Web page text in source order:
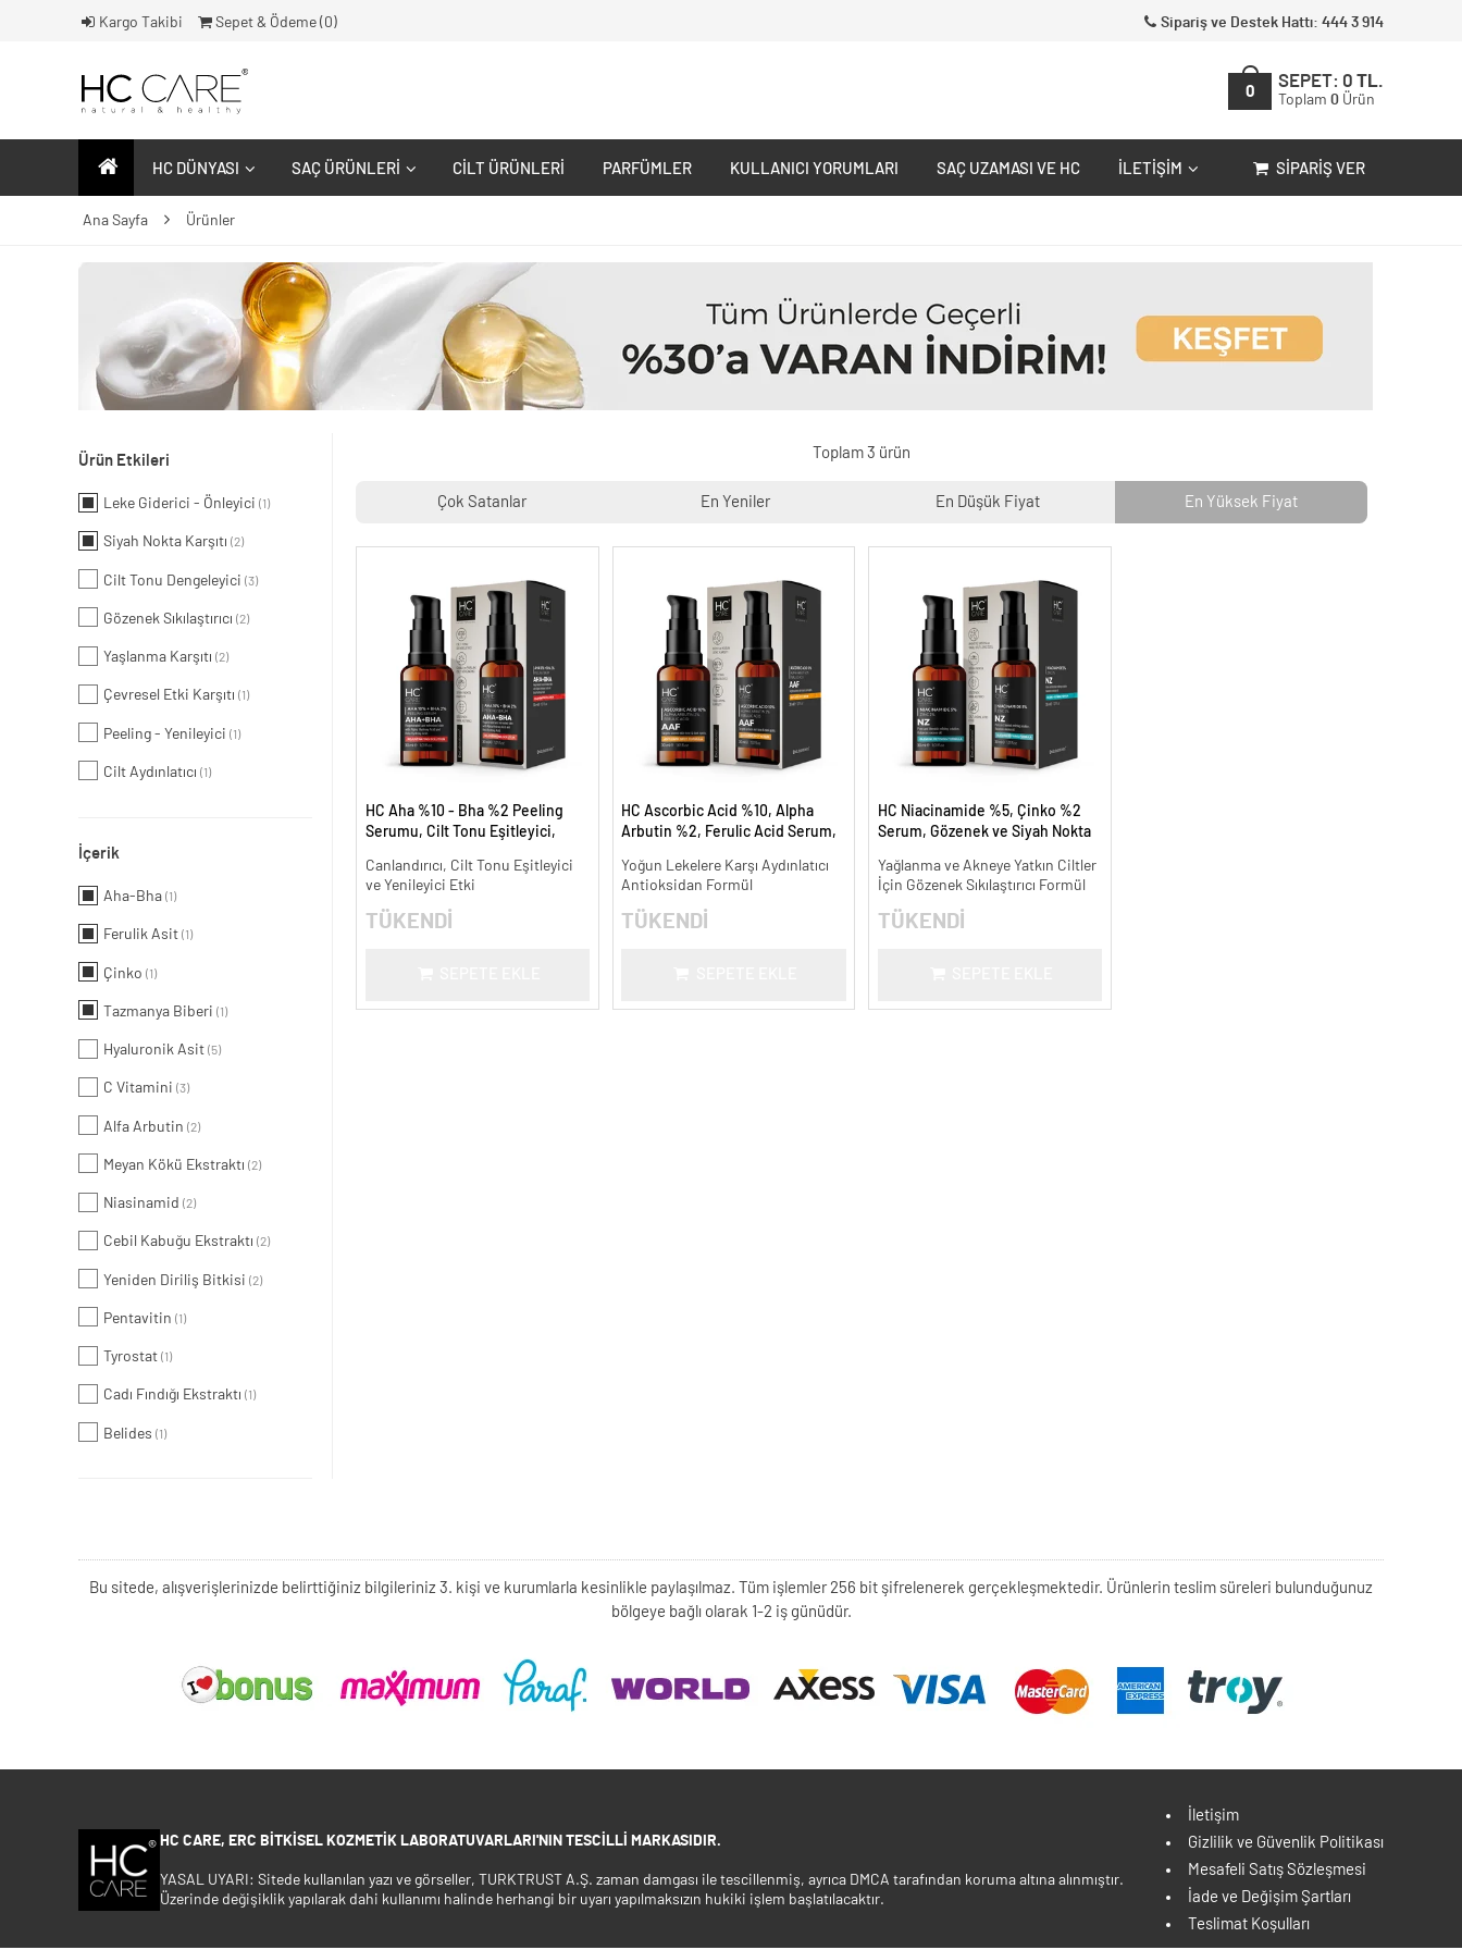
Kargo Takibi Sepet & Ödeme ( 0) Sipariş ve Destek Hattı: 444 3 914
0
SEPET: 0 TL.
Toplam 0 Ürün
HC DÜNYASI SAÇ ÜRÜNLERI CILT ÜRÜNLERI PARFÜMLER KULLANICI YORUMLARI SAÇ UZAMASI VE HC İLETIŞIM SIPARIŞ VER
Ana Sayfa Ürünler
Ürün Etkileri
Leke Giderici - Önleyici (1)
Siyah Nokta Karşıtı (2)
Cilt Tonu Dengeleyici (3)
Gözenek Sıkılaştırıcı (2)
Yaşlanma Karşıtı (2)
Çevresel Etki Karşıtı (1)
Peeling - Yenileyici (1)
Cilt Aydınlatıcı (1)
İçerik
Aha-Bha (1)
Ferulik Asit (1)
Çinko (1)
Tazmanya Biberi (1)
Hyaluronik Asit (5)
C Vitamini (3)
Alfa Arbutin (2)
Meyan Kökü Ekstraktı (2)
Niasinamid (2)
Cebil Kabuğu Ekstraktı (2)
Yeniden Diriliş Bitkisi (2)
Pentavitin (1)
Tyrostat (1)
Cadı Fındığı Ekstraktı (1)
Belides (1)
Toplam 3 ürün
Çok Satanlar En Yeniler En Düşük Fiyat En Yüksek Fiyat
HC Aha %10 - Bha %2 Peeling
Serumu, Cilt Tonu Eşitleyici,
Canlandırıcı, Cilt Tonu Eşitleyici
ve Yenileyici Etki
TÜKENDİ
HC Ascorbic Acid %10, Alpha
Arbutin %2, Ferulic Acid Serum,
ml.
Yoğun Lekelere Karşı Aydınlatıcı
Antioksidan Formül
TÜKENDİ
HC Niacinamide %5, Çinko %2
Serum, Gözenek ve Siyah Nokta
- 30 ml.
Yağlanma ve Akneye Yatkın Ciltler
İçin Gözenek Sıkılaştırıcı Formül
TÜKENDİ
Bu sitede, alışverişlerinizde belirttiğiniz bilgileriniz 3. kişi ve kurumlarla kesinlikle paylaşılmaz. Tüm işlemler 256 bit şifrelenerek gerçekleşmektedir. Ürünlerin teslim süreleri bulunduğunuz
bölgeye bağlı olarak 1-2 iş günüdür.
HC CARE, ERC BITKISEL KOZMETIK LABORATUVARLARI'NIN TESCILLI MARKASIDIR.
YASAL UYARI: Sitede kullanılan yazı ve görseller, TURKTRUST A.Ş. zaman damgası ile tescillenmiş, ayrıca DMCA tarafından koruma altına alınmıştır.
Üzerinde değişiklik yapılarak dahi kullanımı halinde herhangi bir uyarı yapılmaksızın hukiki işlem başlatılacaktır.
İletişim
Gizlilik ve Güvenlik Politikası
Mesafeli Satış Sözleşmesi
İade ve Değişim Şartları
Teslimat Koşulları